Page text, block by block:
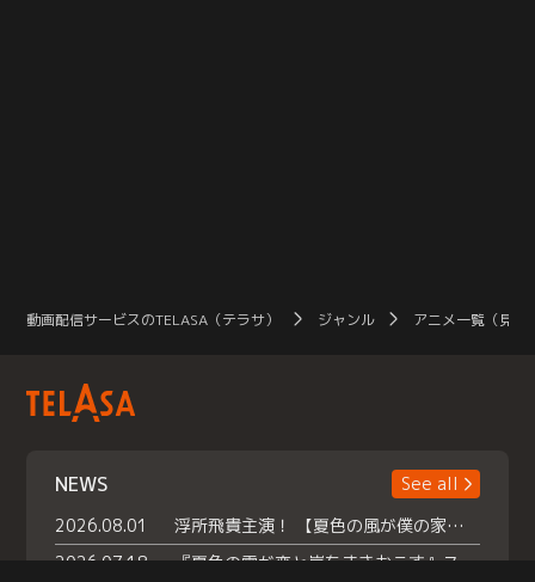
動画配信サービスのTELASA（テラサ） ジャンル アニメ一覧（見放
NEWS
See all
2026.08.01
浮所飛貴主演！ 【夏色の風が僕の家にやってきた】 本日よりテラサで独占配信スタート！
2026.07.18
『夏色の雲が恋と嵐をまきおこす』スペシャルメイキング 【Part1】2026年７月18日（土）23時30分～配信スタート！話題のシーンの裏側を大公開！豪華キャスト大集合！ 『武宮家 真夏の家族会議』開催！